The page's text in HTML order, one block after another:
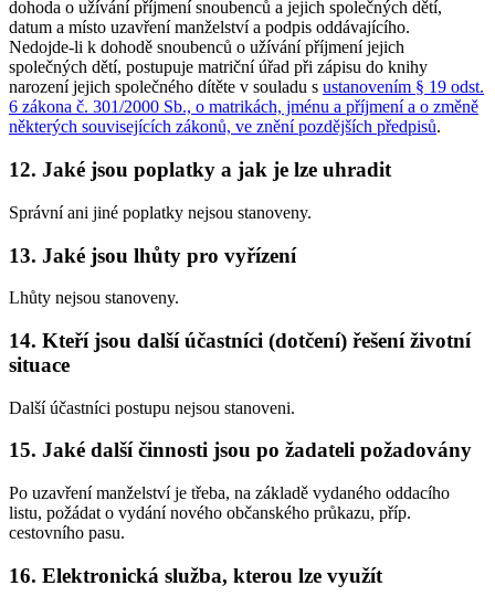
dohoda o užívání příjmení snoubenců a jejich společných dětí,
datum a místo uzavření manželství a podpis oddávajícího.
Nedojde-li k dohodě snoubenců o užívání příjmení jejich
společných dětí, postupuje matriční úřad při zápisu do knihy
narození jejich společného dítěte v souladu s ustanovením § 19 odst.
6 zákona č. 301/2000 Sb., o matrikách, jménu a příjmení a o změně
některých souvisejících zákonů, ve znění pozdějších předpisů.
12. Jaké jsou poplatky a jak je lze uhradit
Správní ani jiné poplatky nejsou stanoveny.
13. Jaké jsou lhůty pro vyřízení
Lhůty nejsou stanoveny.
14. Kteří jsou další účastníci (dotčení) řešení životní
situace
Další účastníci postupu nejsou stanoveni.
15. Jaké další činnosti jsou po žadateli požadovány
Po uzavření manželství je třeba, na základě vydaného oddacího
listu, požádat o vydání nového občanského průkazu, příp.
cestovního pasu.
16. Elektronická služba, kterou lze využít